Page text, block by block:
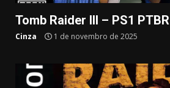
Tomb Raider III – PS1 PTBR
Cinza 1 de novembro de 2025